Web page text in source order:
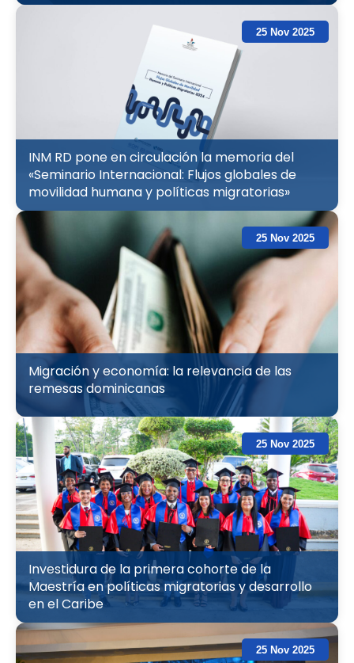
25 Nov 2025
INM RD pone en circulación la memoria del
«Seminario Internacional: Flujos globales de
movilidad humana y políticas migratorias»
25 Nov 2025
Migración y economía: la relevancia de las
remesas dominicanas
25 Nov 2025
Investidura de la primera cohorte de la
Maestría en políticas migratorias y desarrollo
en el Caribe
25 Nov 2025